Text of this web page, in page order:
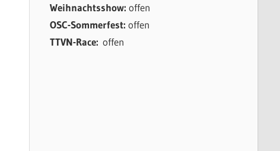
Weihnachtsshow: offen
OSC-Sommerfest: offen
TTVN-Race: offen